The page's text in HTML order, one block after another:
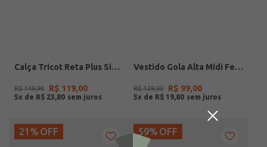
Calça Tricot Reta Plus Size Feminina CINZA
R$ 149,90 R$ 119,00
5x de R$ 23 80
Vestido Gola Alta Midi Feminino PRETO
R$ 139,90 R$ 99,00
5x de R$ 19 80
21% OFF 59% OFF